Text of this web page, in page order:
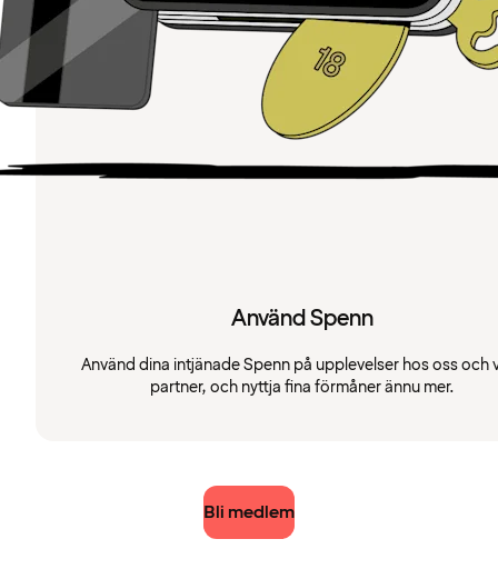
Använd Spenn
Använd dina intjänade Spenn på upplevelser hos oss och
partner, och nyttja fina förmåner ännu mer.
Bli medlem